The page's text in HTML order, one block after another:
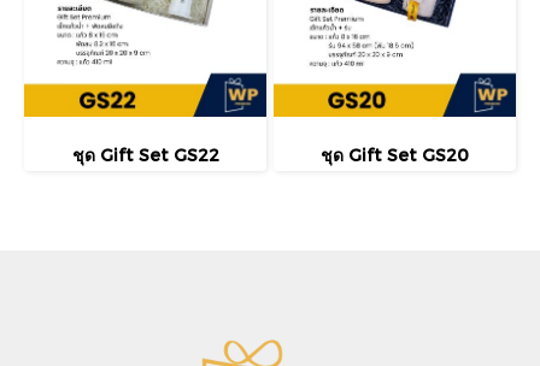
ชุด Gift Set GS22 ชุด Gift Set GS20